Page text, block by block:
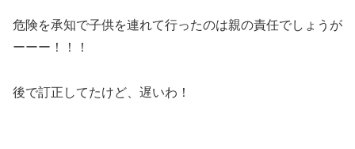
危険を承知で子供を連れて行ったのは親の責任でしょうが
ーーー！！！
後で訂正してたけど、遅いわ！